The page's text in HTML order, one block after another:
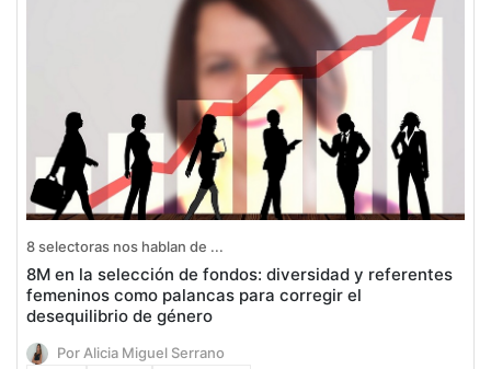
8 selectoras nos hablan de ...
8M en la selección de fondos: diversidad y referentes
femeninos como palancas para corregir el
desequilibrio de género
Por Alicia Miguel Serrano